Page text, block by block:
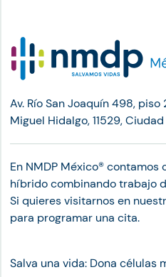
Av. Río San Joaquín 498,
Miguel Hidalgo, 11529,
En NMDP México®︎
híbrido combinando trabajo
Si quieres visitarnos en
para programar una cita.
Salva una vida: Dona células